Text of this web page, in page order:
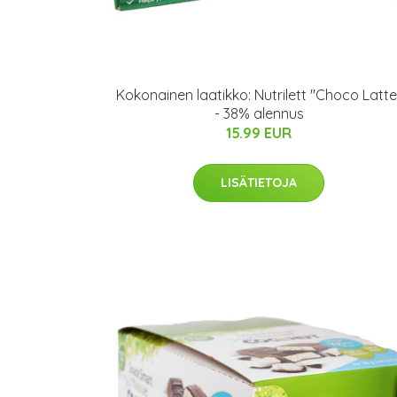
Kokonainen laatikko: Nutrilett "Choco
- 38% alennus
15.99 EUR
LISÄTIETOJA